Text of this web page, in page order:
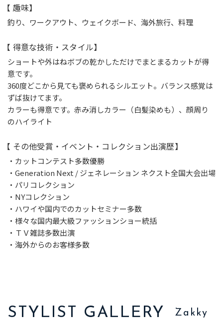
【 趣味】
釣り、ワークアウト、ウェイクボード、海外旅行、料理
【 得意な技術・スタイル】
ショートや外はねボブの乾かしただけでまとまるカットが得
意です。
360度どこから見ても褒められるシルエット。バランス感覚は
ずば抜けてます。
カラーも得意です。赤み消しカラー（白髪染めも）、顔周り
のハイライト
【 その他受賞・イベント・コレクション出演歴】
・カットコンテスト多数優勝
・Generation Next / ジェネレーション ネクスト全国大会出場
・パリコレクション
・NYコレクション
・ハワイや国内でのカットセミナー多数
・様々な国内最大級ファッションショー統括
・ＴＶ雑誌多数出演
・海外からのお客様多数
STYLIST GALLERY Zakky